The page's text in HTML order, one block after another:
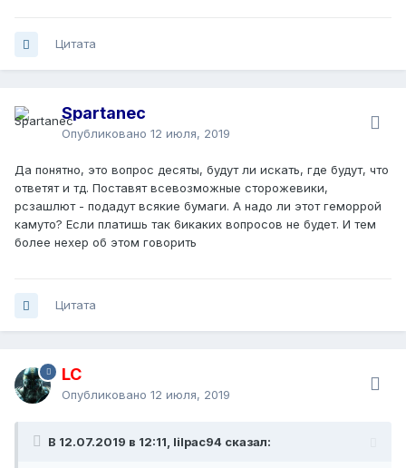
Цитата
Spartanec
Опубликовано 12 июля, 2019
Да понятно, это вопрос десяты, будут ли искать, где будут, что
ответят и тд. Поставят всевозможные сторожевики,
рсзашлют - подадут всякие бумаги. А надо ли этот геморрой
камуто? Если платишь так 6икаких вопросов не будет. И тем
более нехер об этом говорить
Цитата
LC
Опубликовано 12 июля, 2019
В 12.07.2019 в 12:11, lilpac94 сказал: